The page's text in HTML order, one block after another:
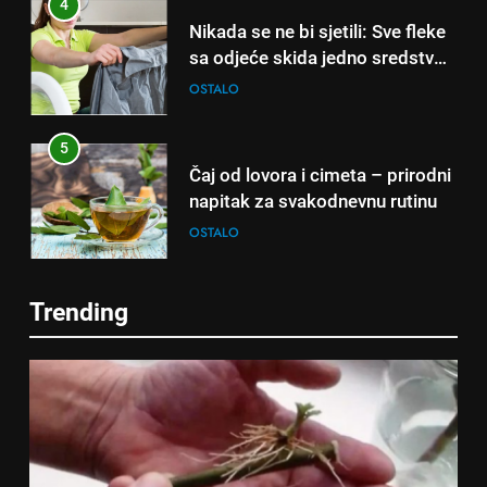
dana!
4
Nikada se ne bi sjetili: Sve fleke
sa odjeće skida jedno sredstvo
koje svi imamo u kući
OSTALO
5
Čaj od lovora i cimeta – prirodni
napitak za svakodnevnu rutinu
OSTALO
raditi kao sat, zaboravit ćete na
loše varenje
OSTALO
7
Tračevi su njihova glavna
Trending
5
Čaj od lovora i cimeta – prirodni
napitak za svakodnevnu rutinu
6